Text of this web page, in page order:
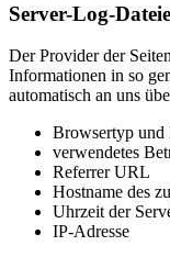
Server-Log-
Der Provider der
Informationen in so
automatisch an uns
Browsertyp und
verwendetes
Referrer URL
Hostname des
Uhrzeit der
IP-Adresse